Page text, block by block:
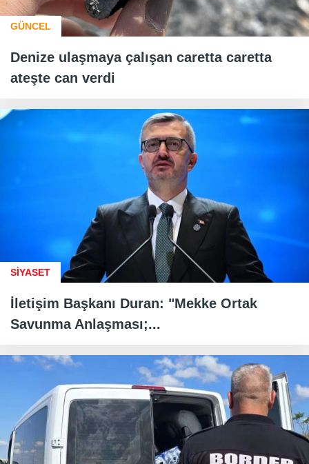
GÜNCEL
Denize ulaşmaya çalışan caretta caretta
ateşte can verdi
SİYASET
İletişim Başkanı Duran: "Mekke Ortak
Savunma Anlaşması;...